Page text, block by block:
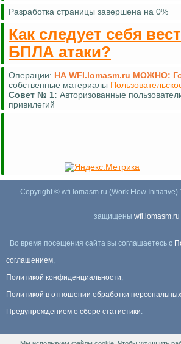
Разработка страницы завершена на 0%
Как следует себя
БПЛА атаки?
Операции: НА WFI.lomasm.ru МОЖНО:
собственные материалы
Совет № 1: Авторизованные
привилегий
Copyright © wfi.lomasm.ru (Work Flow
защищены wfi.lomasm.ru
Во время посещения сайта вы соглашаетесь с
соглашением,
Политикой конфиденциальности,
Политикой в отношении обработки
Предупреждением о сборе статистики.